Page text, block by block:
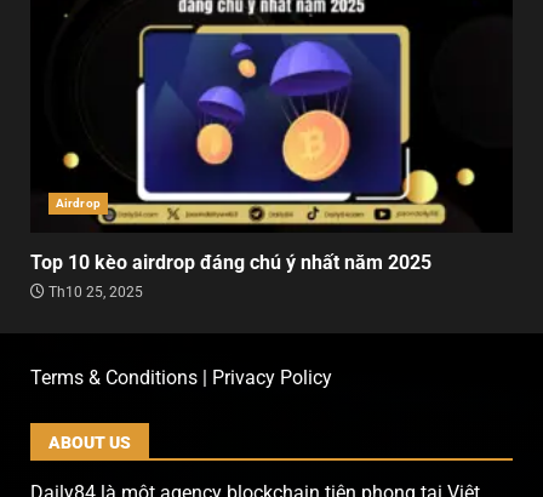
Airdrop
Top 10 kèo airdrop đáng chú ý nhất năm 2025
Th10 25, 2025
Terms & Conditions | Privacy Policy
ABOUT US